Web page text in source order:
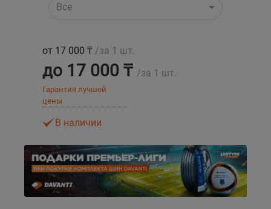
Все
от 17 000 ₸ /за 1 шт.
до 17 000 ₸ /за 1 шт.
Гарантия лучшей
цены
В наличии
Усть-Каменогорск
Шымкент
Экибастуз
Бишкек